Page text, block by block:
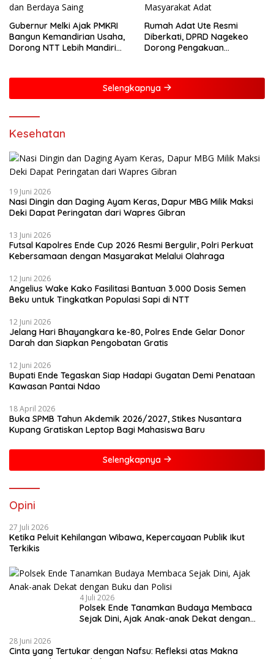
Gubernur Melki Ajak PMKRI
Bangun Kemandirian Usaha,
Dorong NTT Lebih Mandiri
Rumah Adat Ute Resmi
Diberkati, DPRD Nagekeo
Dorong Pengakuan
Selengkapnya
Kesehatan
19 Juni 2026
Nasi Dingin dan Daging Ayam Keras, Dapur MBG Milik Maksi
Deki Dapat Peringatan dari Wapres Gibran
13 Juni 2026
Futsal Kapolres Ende Cup 2026 Resmi Bergulir, Polri Perkuat
Kebersamaan dengan Masyarakat Melalui Olahraga
12 Juni 2026
Angelius Wake Kako Fasilitasi Bantuan 3.000 Dosis Semen
Beku untuk Tingkatkan Populasi Sapi di NTT
12 Juni 2026
Jelang Hari Bhayangkara ke-80, Polres Ende Gelar Donor
Darah dan Siapkan Pengobatan Gratis
12 Juni 2026
Bupati Ende Tegaskan Siap Hadapi Gugatan Demi Penataan
Kawasan Pantai Ndao
18 April 2026
Buka SPMB Tahun Akdemik 2026/2027, Stikes Nusantara
Kupang Gratiskan Leptop Bagi Mahasiswa Baru
Selengkapnya
Opini
27 Juli 2026
Ketika Peluit Kehilangan Wibawa, Kepercayaan Publik Ikut
Terkikis
4 Juli 2026
Polsek Ende Tanamkan Budaya Membaca
Sejak Dini, Ajak Anak-anak Dekat dengan
28 Juni 2026
Cinta yang Tertukar dengan Nafsu: Refleksi atas Makna